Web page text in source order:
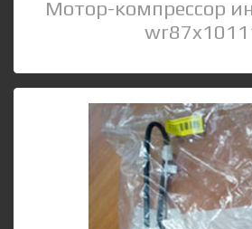
Мотор-компрессор